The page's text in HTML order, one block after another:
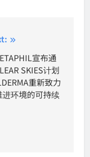
宣布通
SKIES计划
重新致力
进环境的可持续